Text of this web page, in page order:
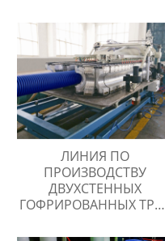
ЛИНИЯ ПО
ПРОИЗВОДСТВУ
ДВУХСТЕННЫХ
ГОФРИРОВАННЫХ ТРУБ